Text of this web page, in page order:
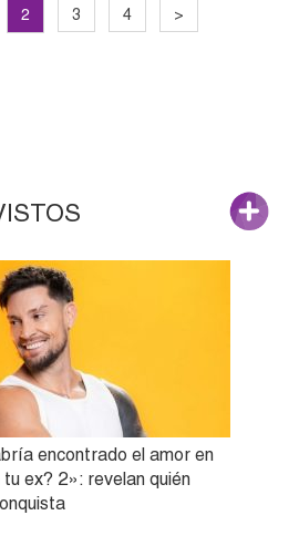
2 3 4 >
encontrado el amor en
ex? 2»: revelan quién